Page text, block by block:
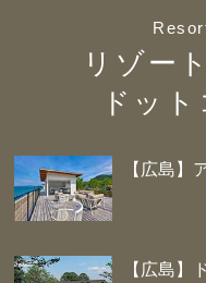
リゾー
ドッ
【広島】
【広島】